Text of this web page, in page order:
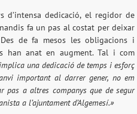
d’intensa dedicació, el regidor de
fa un pas al costat per deixar
de fa mesos les obligacions i
han anat en augment. Tal i com
una dedicació de temps i esforç
important al darrer gener, no em
a altres companys que de segur
a l’ajuntament d’Algemesí.»